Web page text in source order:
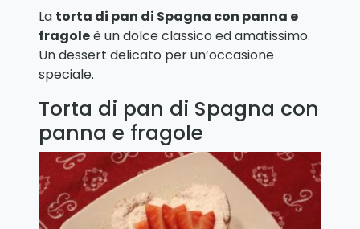
La torta di pan di Spagna con panna e
fragoleè un dolce classico ed amatissimo.
Un dessert delicato per un’occasione
speciale.
Torta di pan di Spagna con
panna e fragole